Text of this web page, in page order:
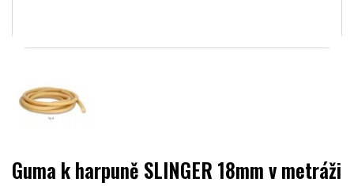
Guma k harpuně SLINGER 18mm v metráži